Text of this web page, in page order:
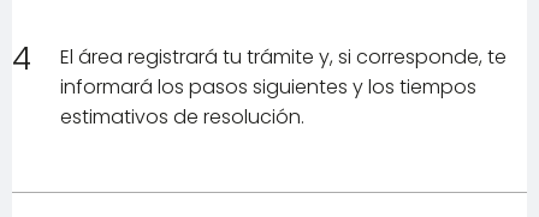
4
El área registrará tu trámite y, si corresponde, te
informará los pasos siguientes y los tiempos
estimativos de resolución.